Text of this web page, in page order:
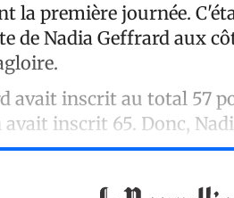
la première journée.
de Nadia Geffrard aux
avait inscrit au total 57
avait inscrit 65. Donc,